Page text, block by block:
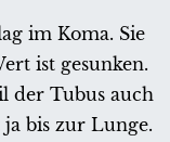
im Koma. Sie
ist gesunken.
der Tubus auch
bis zur Lunge.